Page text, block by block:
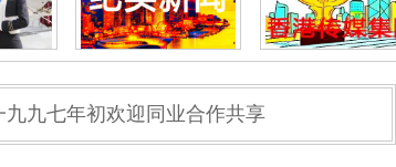
九七年初欢迎同业合作共享